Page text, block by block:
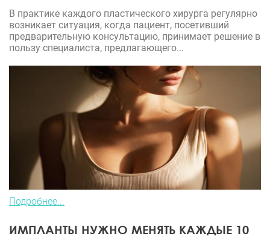
В практике каждого пластического хирурга регулярно
возникает ситуация, когда пациент, посетивший
предварительную консультацию, принимает решение в
пользу специалиста, предлагающего...
Подробнее...
ИМПЛАНТЫ НУЖНО МЕНЯТЬ КАЖДЫЕ 10